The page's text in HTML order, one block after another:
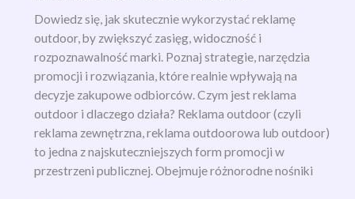
decyzje
konsumentów?
Dowiedz się, jak skutecznie wykorzystać reklamę
outdoor, by zwiększyć zasięg, widoczność i
rozpoznawalność marki. Poznaj strategie, narzędzia
promocji i rozwiązania, które realnie wpływają na
decyzje zakupowe odbiorców. Czym jest reklama
outdoor i dlaczego działa? Reklama outdoor (czyli
reklama zewnętrzna, reklama outdoorowa lub outdoor)
to jedna z najskuteczniejszych form promocji w
przestrzeni publicznej. Obejmuje różnorodne nośniki